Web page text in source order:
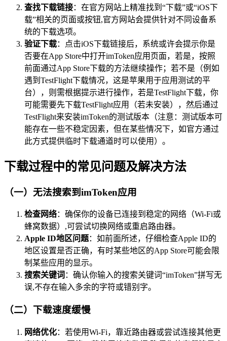
查找下载链接：在官方网站上精准找到“下载”或“iOS下
载”相关的页面或按钮,官方网站会提供针对不同设备系
统的下载选项。
验证下载：点击iOS下载链接后，系统或许会提示你是
否要在App Store中打开imToken应用页面，若是，按照
前面通过App Store下载的方法继续操作；若不是（例如
遇到TestFlight下载情况，这是苹果用于应用测试的平
台），则需根据提示进行操作，若是TestFlight下载，你
可能需要先下载TestFlight应用（若未安装），然后通过
TestFlight来安装imToken的测试版本（注意：测试版本可
能存在一些不稳定因素，但在某些情况下，如官方通过
此方式提供临时下载通道时可以使用）。
下载过程中的常见问题及解决方法
（一）无法搜索到imToken应用
检查网络：确保你的设备已连接到稳定的网络（Wi-Fi或
蜂窝数据）,可尝试切换网络或重启路由器。
Apple ID地区问题：如前面所述，仔细检查Apple ID的
地区设置是否正确，有时某些地区的App Store可能会限
制某些应用的显示。
搜索关键词 ：确认你输入的搜索关键词“imToken”拼写无
误,不存在输入多余的字符或错别字。
（二）下载速度缓慢
网络优化：若使用Wi-Fi，靠近路由器或尝试连接其他更